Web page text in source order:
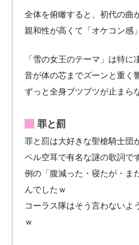
全体を俯瞰すると、初代の曲
親和性が高くて「オケコン感
「雪の女王のテーマ」は特に
音が体の芯までズーンと重く
ずっと全身ブツブツが止まら
罪と罰
罪と罰は大好きな聖槍騎士団
ペル空耳で有名な謎の歌詞で
例の「腹減った・寝たが・ま
んでしたｗ
コーラス隊はそう言わないよ
ｗ